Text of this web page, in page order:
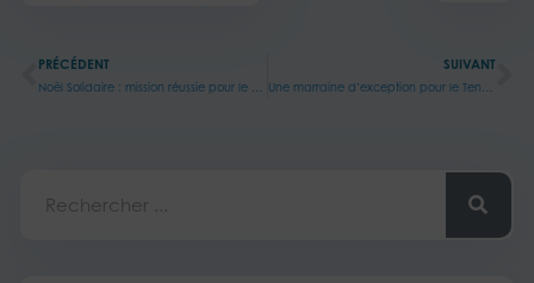
PRÉCÉDENT SUIVANT